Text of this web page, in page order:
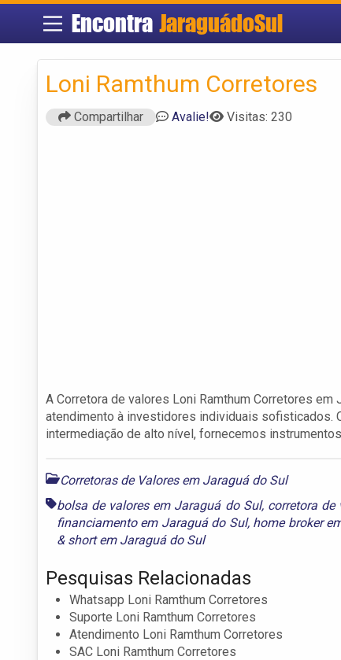
Encontra JaraguádoSul
Loni Ramthum Corretores
Compartilhar Avalie! Visitas: 230
A Corretora de valores Loni Ramthum Corretores
atendimento à investidores individuais sofisticados.
intermediação de alto nível, fornecemos
Corretoras de Valores em Jaraguá do Sul
bolsa de valores em Jaraguá do Sul, corretora de
financiamento em Jaraguá do Sul, home broker
& short em Jaraguá do Sul
Pesquisas Relacionadas
Whatsapp Loni Ramthum Corretores
Suporte Loni Ramthum Corretores
Atendimento Loni Ramthum Corretores
SAC Loni Ramthum Corretores